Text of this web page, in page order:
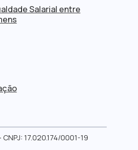
Salarial entre
CNPJ: 17.020.174/0001-19